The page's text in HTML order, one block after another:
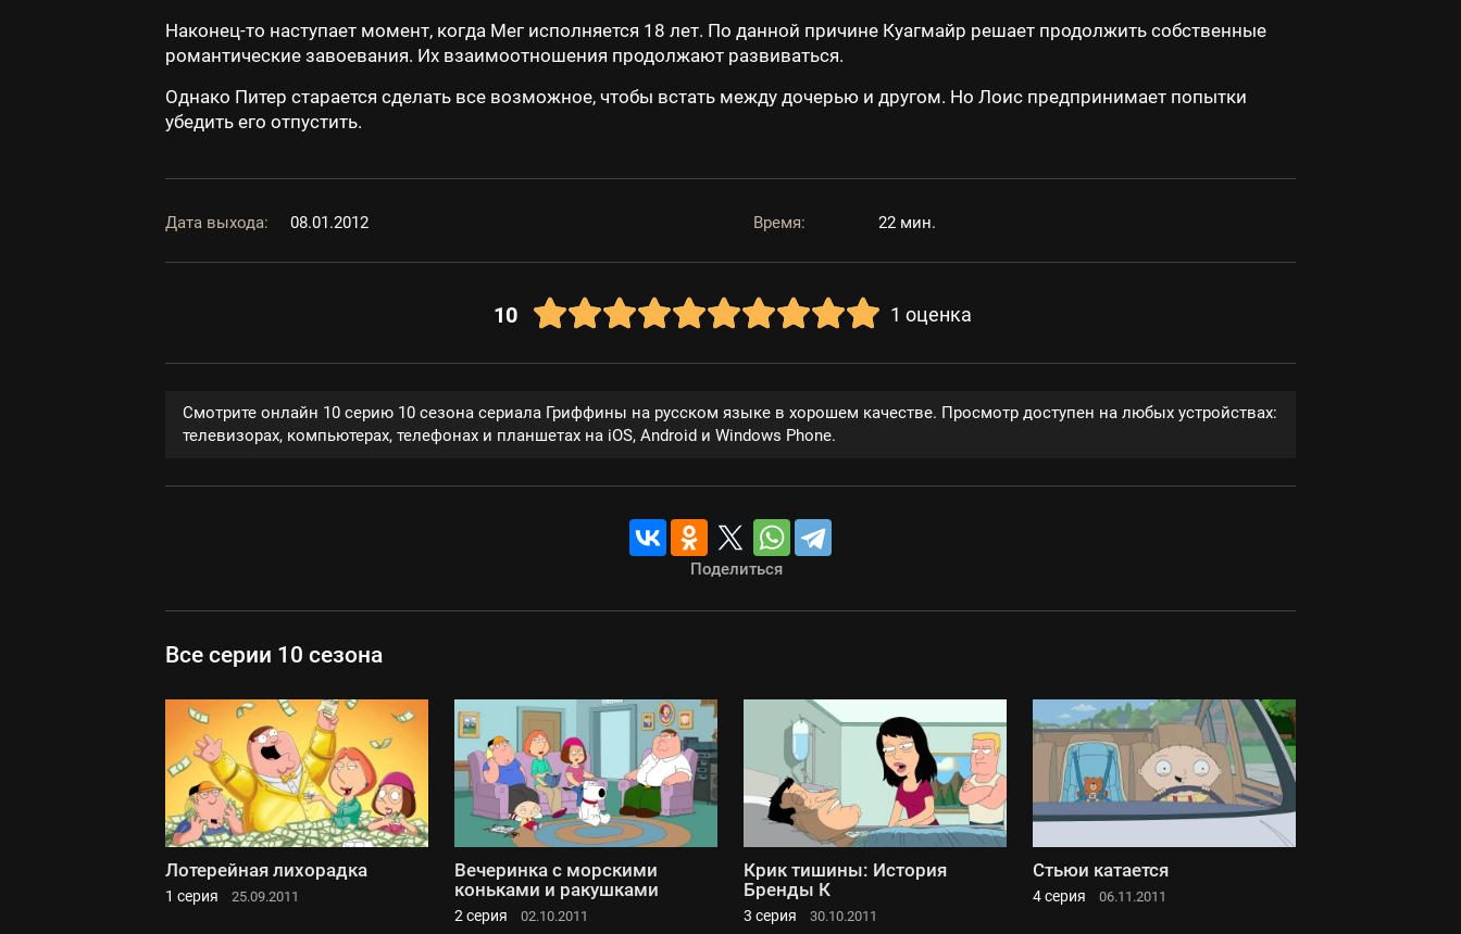
Наконец-то наступает момент, когда Мег исполняется 18 лет. По данной причине Куагмайр решает продолжить собственные
романтические завоевания. Их взаимоотношения продолжают развиваться.
Однако Питер старается сделать все возможное, чтобы встать между дочерью и другом. Но Лоис предпринимает попытки
убедить его отпустить.
Дата выхода: 08.01.2012 Время: 22 мин.
10 1 оценка
Смотрите онлайн 10 серию 10 сезона сериала Гриффины на русском языке в хорошем качестве. Просмотр доступен на любых устройствах:
телевизорах, компьютерах, телефонах и планшетах на iOS, Android и Windows Phone.
Поделиться
Все серии 10 сезона
Лотерейная лихорадка
1 серия 25.09.2011
Вечеринка с морскими
коньками и ракушками
2 серия 02.10.2011
Крик тишины: История
Бренды К
3 серия 30.10.2011
Стьюи катается
4 серия 06.11.2011